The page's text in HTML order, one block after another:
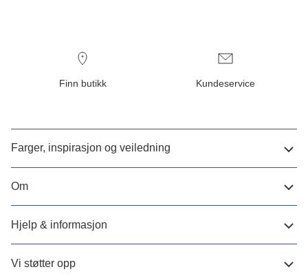
Finn butikk Kundeservice
Farger, inspirasjon og veiledning
Om
Hjelp & informasjon
Vi støtter opp